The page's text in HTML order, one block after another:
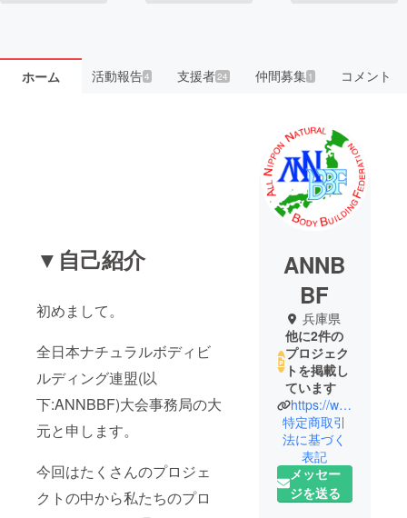
ホーム 活動報告4 支援者 24 仲間募集 1 コメント
▼自己紹介
初めまして。
全日本ナチュラルボディビ
ルディング連盟(以
下:ANNBBF)大会事務局の大
元と申します。
今回はたくさんのプロジェ
クトの中から私たちのプロ
ANNB
BF
兵庫県
他に2件の
プロジェク
トを掲載し
ています
https://www.annbbf.jp
特定商取引
法に基づく
表記
メッセー
ジを送る